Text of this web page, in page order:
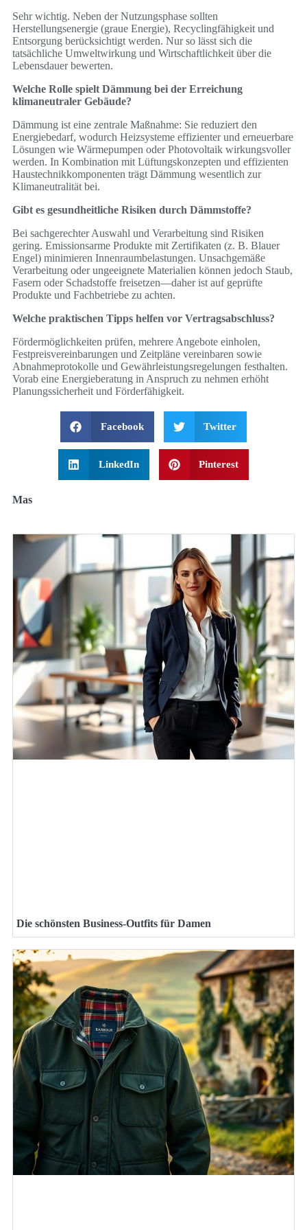
Sehr wichtig. Neben der Nutzungsphase sollten
Herstellungsenergie (graue Energie), Recyclingfähigkeit und
Entsorgung berücksichtigt werden. Nur so lässt sich die
tatsächliche Umweltwirkung und Wirtschaftlichkeit über die
Lebensdauer bewerten.
Welche Rolle spielt Dämmung bei der Erreichung
klimaneutraler Gebäude?
Dämmung ist eine zentrale Maßnahme: Sie reduziert den
Energiebedarf, wodurch Heizsysteme effizienter und erneuerbare
Lösungen wie Wärmepumpen oder Photovoltaik wirkungsvoller
werden. In Kombination mit Lüftungskonzepten und effizienten
Haustechnikkomponenten trägt Dämmung wesentlich zur
Klimaneutralität bei.
Gibt es gesundheitliche Risiken durch Dämmstoffe?
Bei sachgerechter Auswahl und Verarbeitung sind Risiken
gering. Emissionsarme Produkte mit Zertifikaten (z. B. Blauer
Engel) minimieren Innenraumbelastungen. Unsachgemäße
Verarbeitung oder ungeeignete Materialien können jedoch Staub,
Fasern oder Schadstoffe freisetzen—daher ist auf geprüfte
Produkte und Fachbetriebe zu achten.
Welche praktischen Tipps helfen vor Vertragsabschluss?
Fördermöglichkeiten prüfen, mehrere Angebote einholen,
Festpreisvereinbarungen und Zeitpläne vereinbaren sowie
Abnahmeprotokolle und Gewährleistungsregelungen festhalten.
Vorab eine Energieberatung in Anspruch zu nehmen erhöht
Planungssicherheit und Förderfähigkeit.
Facebook Twitter
LinkedIn Pinterest
Mas
Die schönsten Business-Outfits für Damen